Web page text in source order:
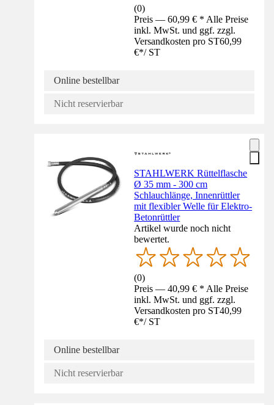
(0)
Preis — 60,99 € * Alle Preise
inkl. MwSt. und ggf. zzgl.
Versandkosten pro ST60,99
€*/ ST
Online bestellbar
Nicht reservierbar
STAHLWERK Rüttelflasche
Ø 35 mm - 300 cm
Schlauchlänge, Innenrüttler
mit flexibler Welle für Elektro-
Betonrüttler
Artikel wurde noch nicht
bewertet.
(0)
Preis — 40,99 € * Alle Preise
inkl. MwSt. und ggf. zzgl.
Versandkosten pro ST40,99
€*/ ST
Online bestellbar
Nicht reservierbar